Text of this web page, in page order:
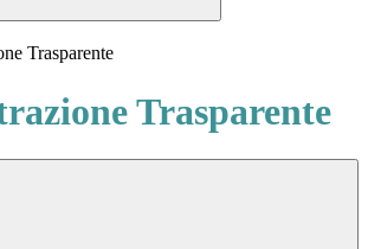
Trasparente
Trasparente